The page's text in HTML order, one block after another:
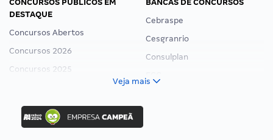
CONCURSOS PÚBLICOS EM
DESTAQUE
Concursos Abertos
Concursos 2026
Concursos 2025
Concurso Ibama
Concurso MPU
BANCAS DE CONCURSOS
Cebraspe
Cesgranrio
Consulplan
Veja mais